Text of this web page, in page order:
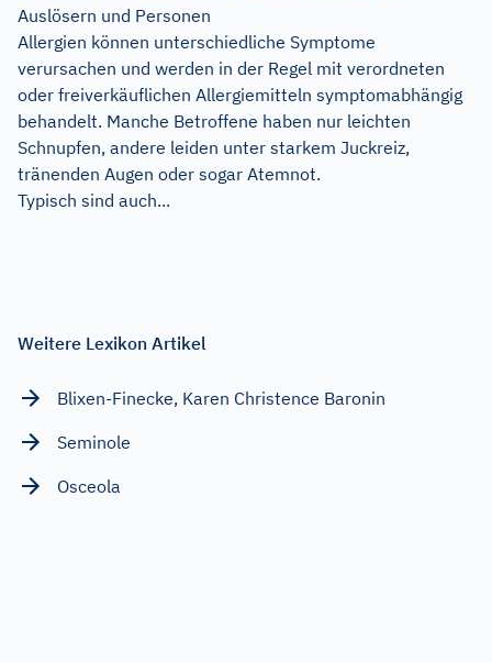
Auslösern und Personen
Allergien können unterschiedliche Symptome
verursachen und werden in der Regel mit verordneten
oder freiverkäuflichen Allergiemitteln symptomabhängig
behandelt. Manche Betroffene haben nur leichten
Schnupfen, andere leiden unter starkem Juckreiz,
tränenden Augen oder sogar Atemnot.
Typisch sind auch...
Weitere Lexikon Artikel
Blixen-Finecke, Karen Christence Baronin
Seminole
Osceola